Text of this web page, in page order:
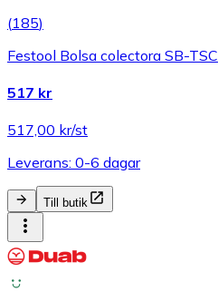
(185)
Festool Bolsa colectora SB-TSC
517 kr
517,00 kr/st
Leverans: 0-6 dagar
Till butik